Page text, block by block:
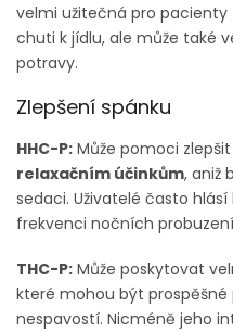
velmi užitečná pro
chuti k jídlu, ale může také
potravy.
Zlepšení spánku
HHC-P: Může pomoci
relaxačním účinkům, aniž
sedaci. Uživatelé často
frekvenci nočních
THC-P: Může poskytovat
které mohou být
nespavostí. Nicméně jeho